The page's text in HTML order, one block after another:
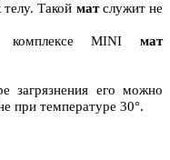
Такой матслужит не
MINIмат
загрязнения его можно
при температуре 30°.